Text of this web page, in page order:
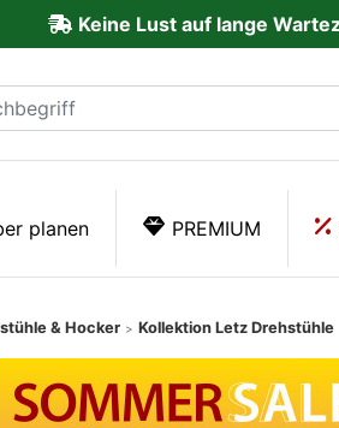
Keine Lust auf lange
planen PREMIUM
& Hocker > Kollektion Letz Drehstühle